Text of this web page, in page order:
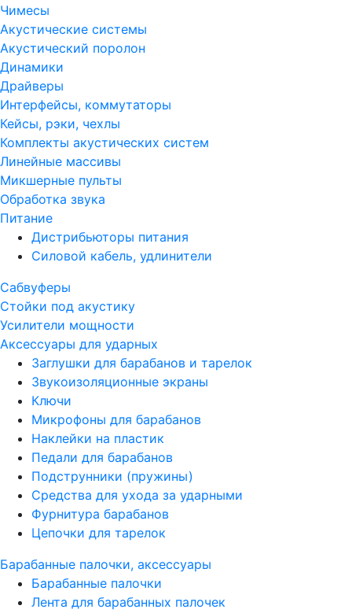
Чимесы
Акустические системы
Акустический поролон
Динамики
Драйверы
Интерфейсы, коммутаторы
Кейсы, рэки, чехлы
Комплекты акустических систем
Линейные массивы
Микшерные пульты
Обработка звука
Питание
Дистрибьюторы питания
Силовой кабель, удлинители
Сабвуферы
Стойки под акустику
Усилители мощности
Аксессуары для ударных
Заглушки для барабанов и тарелок
Звукоизоляционные экраны
Ключи
Микрофоны для барабанов
Наклейки на пластик
Педали для барабанов
Подструнники (пружины)
Средства для ухода за ударными
Фурнитура барабанов
Цепочки для тарелок
Барабанные палочки, аксессуары
Барабанные палочки
Лента для барабанных палочек